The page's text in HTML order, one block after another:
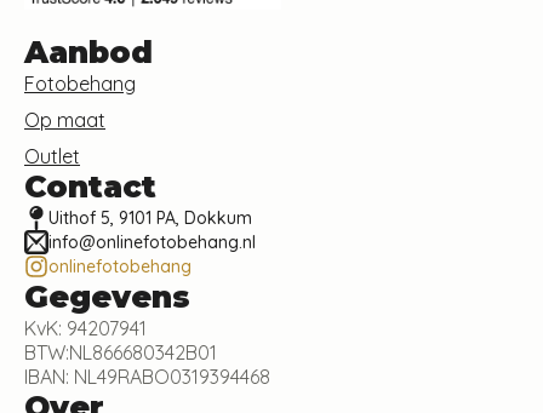
Aanbod
Fotobehang
Op maat
Outlet
Contact
Uithof 5, 9101 PA, Dokkum
info@onlinefotobehang.nl
onlinefotobehang
Gegevens
KvK: 94207941
BTW:NL866680342B01
IBAN: NL49RABO0319394468